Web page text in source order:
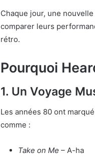
Chaque jour, une
comparer leurs
rétro.
Pourquoi
1. Un Voyage
Les années 80 ont
comme :
Take on Me – A-ha